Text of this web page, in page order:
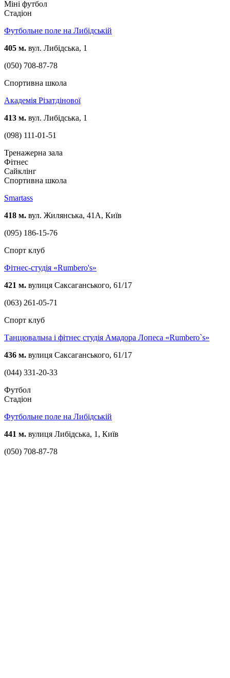
Міні футбол
Стадіон
Футбольне поле на Либідській
405 м. вул. Либідська, 1
(050) 708-87-78
Спортивна школа
Академія Різатдінової
413 м. вул. Либідська, 1
(098) 111-01-51
Тренажерна зала
Фітнес
Сайклінг
Спортивна школа
Smartass
418 м. вул. Жилянська, 41А, Київ
(095) 186-15-76
Спорт клуб
Фітнес-студія «Rumbero's»
421 м. вулиця Саксаганського, 61/17
(063) 261-05-71
Спорт клуб
Танцювальна і фітнес студія Амадора Лопеса «Rumbero`s»
436 м. вулиця Саксаганського, 61/17
(044) 331-20-33
Футбол
Стадіон
Футбольне поле на Либідській
441 м. вулиця Либідська, 1, Київ
(050) 708-87-78